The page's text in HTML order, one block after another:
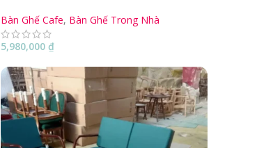
Bàn Ghế Cafe, Bàn Ghế Trong Nhà
5,980,000₫